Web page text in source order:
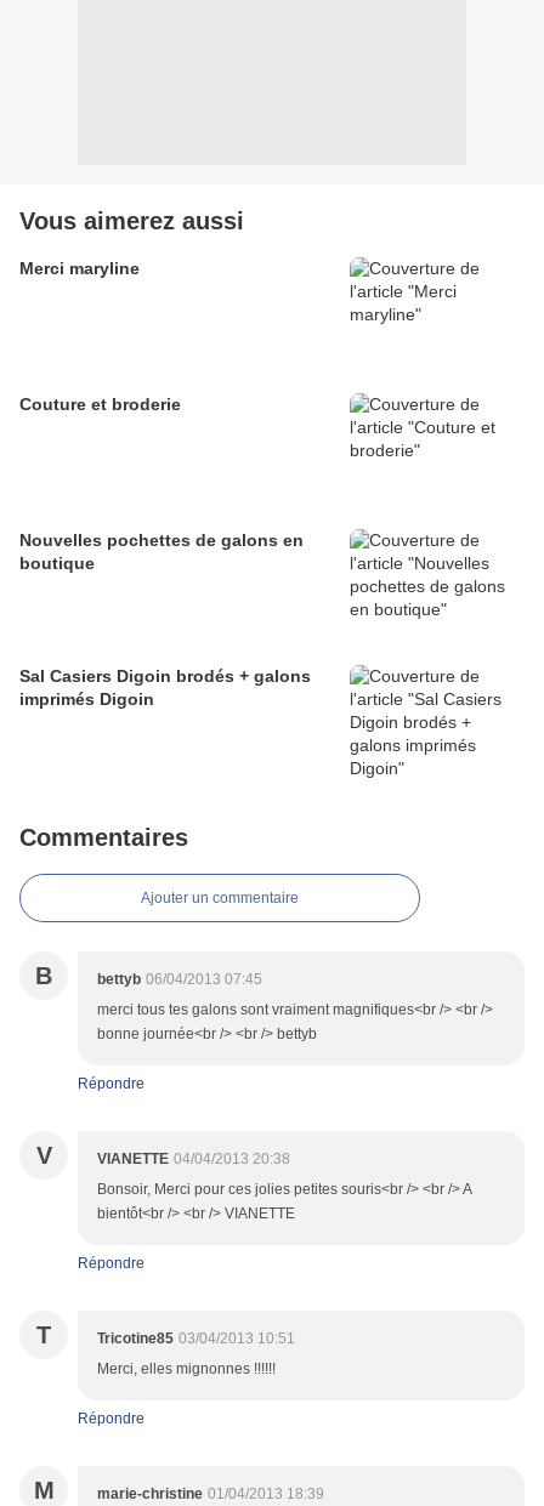
Vous aimerez aussi
Merci maryline
Couture et broderie
Nouvelles pochettes de galons en
boutique
Sal Casiers Digoin brodés + galons
imprimés Digoin
Commentaires
Ajouter un commentaire
B bettyb 06/04/2013 07:45
merci tous tes galons sont vraiment magnifiques<br /> <br />
bonne journée<br /> <br /> bettyb
Répondre
V VIANETTE 04/04/2013 20:38
Bonsoir, Merci pour ces jolies petites souris<br /> <br /> A
bientôt<br /> <br /> VIANETTE
Répondre
T Tricotine85 03/04/2013 10:51
Merci, elles mignonnes !!!!!!
Répondre
M marie-christine 01/04/2013 18:39